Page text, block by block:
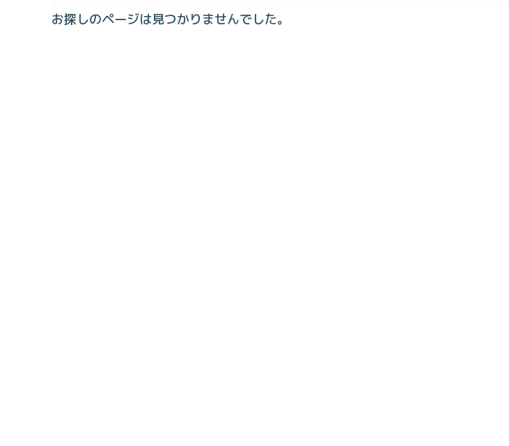
お探しのページは見つかりませんでした。